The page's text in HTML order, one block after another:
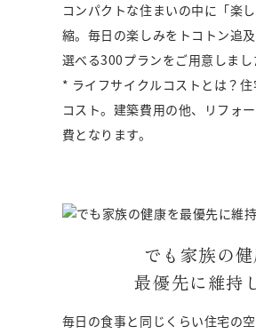
コンパクトな住まいの中に「楽
縮。毎日の楽しみをトコトン追及
選べる300プランをご用意しまし
* ライフサイクルコストとは？
コスト。建築費用の他、リフォ
費となります。
でも家族の
最優先に維持
毎日の食事と同じくらい住宅の